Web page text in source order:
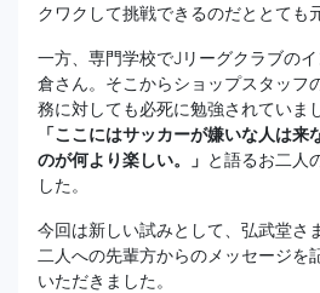
クワクして挑戦できるのだととても
一方、専門学校でJリーグクラブの
倉さん。そこからショップスタッフ
務に対しても必死に勉強されていま
「ここにはサッカーが嫌いな人は来
のが何より楽しい。」 と語るお二人
した。
今回は新しい試みとして、弘武堂さ
二人への先輩方からのメッセージを
いただきました。